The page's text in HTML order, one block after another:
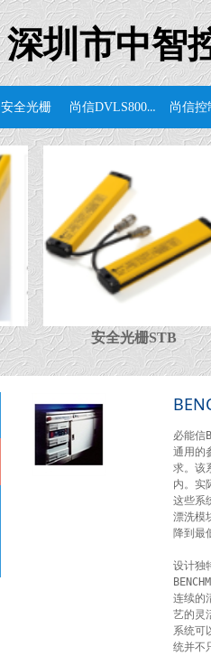
深圳市中智
安全光栅STB
安全光栅 尚信DVLS8000组态软件 尚信控
必能信
通用的
求。该
内。实
这些系
漂洗模
降到最
设计独
连续的
艺的灵
系统可
统并不